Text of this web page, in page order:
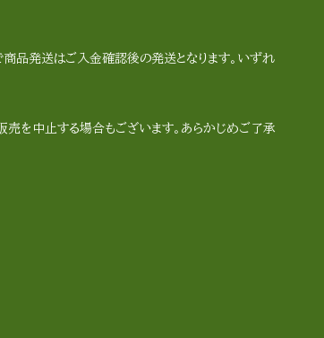
品発送はご入金確認後の発送となります。いずれ
売を中止する場合もございます。あらかじめご了承